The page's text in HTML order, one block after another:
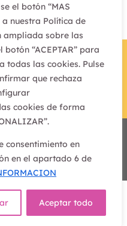
el botón “MAS
nuestra Política de
ampliada sobre las
“ACEPTAR” para
todas las cookies. Pulse
que rechaza
cookies de forma
consentimiento en
en el apartado 6 de
Aceptar todo
Aviso Legal |
Política de
| Política de Accesibilidad
los derechos reservados